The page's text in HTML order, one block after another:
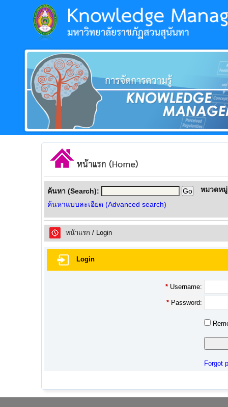
ค้นหา (Search):
ค้นหาแบบละเอียด (Advanced search)
หมวดห
หน้าแรก / Login
Login
* Username:
* Password:
Forgot